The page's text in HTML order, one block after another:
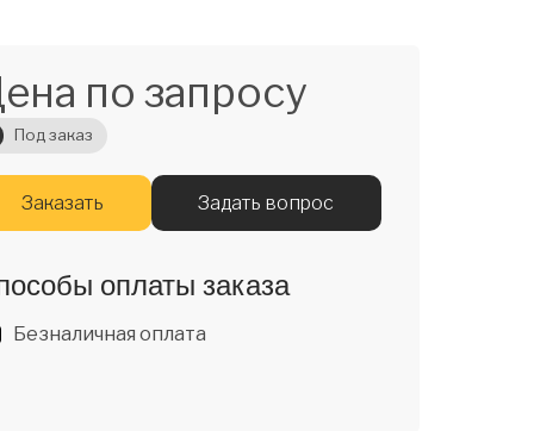
по запросу
Под заказ
Заказать Задать вопрос
оплаты заказа
Безналичная оплата